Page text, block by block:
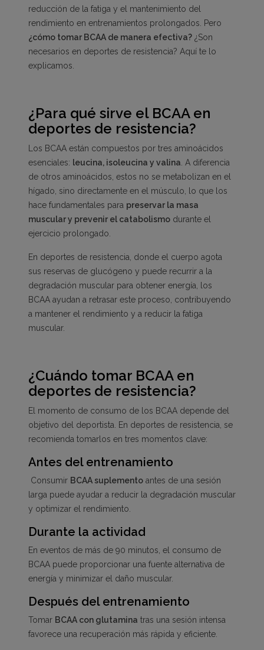
reducción de la fatiga y el mantenimiento del
rendimiento en entrenamientos prolongados. Pero
¿cómo tomar BCAA de manera efectiva? ¿Son
necesarios en deportes de resistencia? Aquí te lo
explicamos.
¿Para qué sirve el BCAA en
deportes de resistencia?
Los BCAA están compuestos por tres aminoácidos
esenciales: leucina, isoleucina y valina . A diferencia
de otros aminoácidos, estos no se metabolizan en el
hígado, sino directamente en el músculo, lo que los
hace fundamentales para preservar la masa
muscular y prevenir el catabolismo durante el
ejercicio prolongado.
En deportes de resistencia, donde el cuerpo agota
sus reservas de glucógeno y puede recurrir a la
degradación muscular para obtener energía, los
BCAA ayudan a retrasar este proceso, contribuyendo
a mantener el rendimiento y a reducir la fatiga
muscular.
¿Cuándo tomar BCAA en
deportes de resistencia?
El momento de consumo de los BCAA depende del
objetivo del deportista. En deportes de resistencia, se
recomienda tomarlos en tres momentos clave:
Antes del entrenamiento
Consumir BCAA suplemento antes de una sesión
larga puede ayudar a reducir la degradación muscular
y optimizar el rendimiento.
Durante la actividad
En eventos de más de 90 minutos, el consumo de
BCAA puede proporcionar una fuente alternativa de
energía y minimizar el daño muscular.
Después del entrenamiento
Tomar BCAA con glutamina tras una sesión intensa
favorece una recuperación más rápida y eficiente.